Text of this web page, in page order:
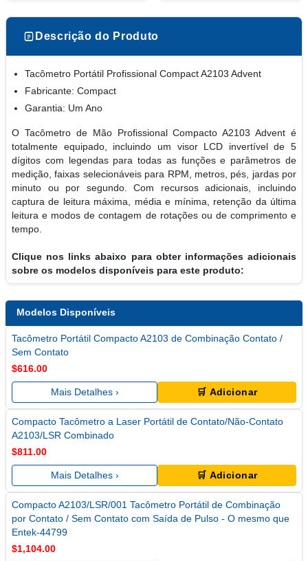
Descrição do Produto
Tacômetro Portátil Profissional Compact A2103 Advent
Fabricante: Compact
Garantia: Um Ano
O Tacômetro de Mão Profissional Compacto A2103 Advent é
totalmente equipado, incluindo um visor LCD invertível de 5
dígitos com legendas para todas as funções e parâmetros de
medição, faixas selecionáveis para RPM, metros, pés, jardas por
minuto ou por segundo. Com recursos adicionais, incluindo
captura de leitura máxima, média e mínima, retenção da última
leitura e modos de contagem de rotações ou de comprimento e
tempo.
Clique nos links abaixo para obter informações adicionais
sobre os modelos disponíveis para este produto:
Modelos Disponíveis
Tacômetro Portátil Compacto A2103 de Combinação Contato /
Sem Contato
$616.00
Mais Detalhes › 🛒 Adicionar
Compacto Tacômetro a Laser Portátil de Contato/Não-Contato
A2103/LSR Combinado
$811.00
Mais Detalhes › 🛒 Adicionar
Compacto A2103/LSR/001 Tacômetro Portátil de Combinação
por Contato / Sem Contato com Saída de Pulso - O mesmo que
Entek-44799
$1,104.00